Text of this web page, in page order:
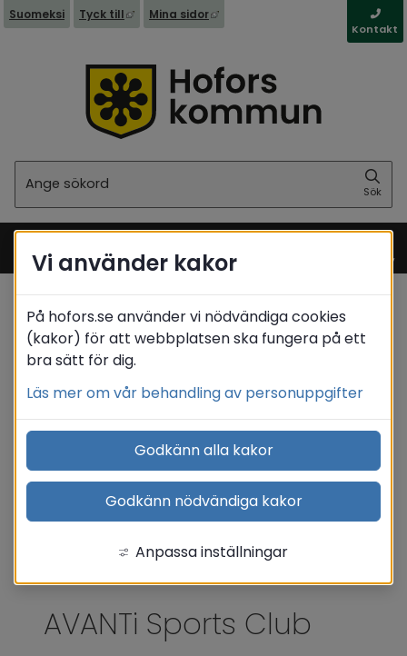
Suomeksi Tyck till Länk till annan webbplats, öppnas i nytt
Mina sidor Länk till annan webbplats,
Kontakt
Sök
Meny
Startsida Kultur & fritid
Idrottsanläggningar
/ Gym Avanti Sportsclub
AVANTi Sports Club
Vi använder kakor
På hofors.se använder vi nödvändiga cookies
(kakor) för att webbplatsen ska fungera på ett
bra sätt för dig.
Läs mer om vår behandling av personuppgifter
Godkänn alla kakor
Godkänn nödvändiga kakor
Anpassa inställningar